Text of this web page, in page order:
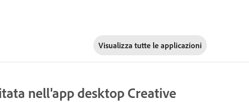
Visualizza tutte le applicazioni
nell'app desktop Creative